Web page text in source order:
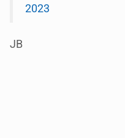
2023
JB